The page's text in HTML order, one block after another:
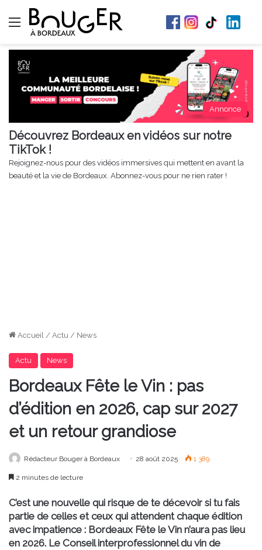
Menu
Annonce
Découvrez Bordeaux en vidéos sur notre
TikTok !
Rejoignez-nous pour des vidéos immersives qui mettent en avant la
beauté et la vie de Bordeaux. Abonnez-vous pour ne rien rater !
Accueil / Actu / News
Actu News
Bordeaux Fête le Vin : pas
d’édition en 2026, cap sur 2027
et un retour grandiose
Rédacteur Bouger à Bordeaux 28 août 2025 1 389
2 minutes de lecture
C’est une nouvelle qui risque de te décevoir si tu fais
partie de celles et ceux qui attendent chaque édition
avec impatience : Bordeaux Fête le Vin n’aura pas lieu
en 2026. Le Conseil interprofessionnel du vin de